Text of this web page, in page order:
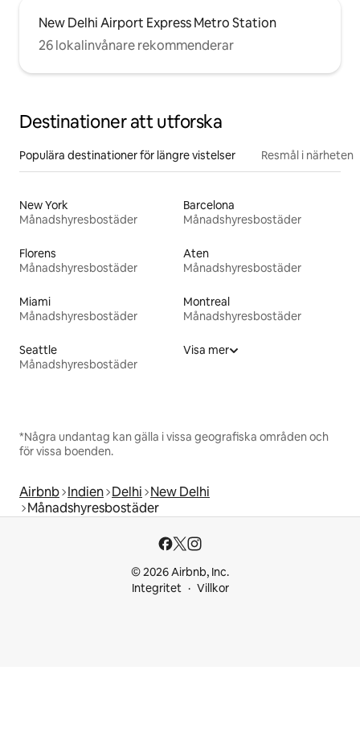
New Delhi Airport Express Metro Station
26 lokalinvånare rekommenderar
Destinationer att utforska
Populära destinationer för längre vistelser Resmål i närheten
New York
Månadshyresbostäder
Barcelona
Månadshyresbostäder
Florens
Månadshyresbostäder
Aten
Månadshyresbostäder
Miami
Månadshyresbostäder
Montreal
Månadshyresbostäder
Seattle
Månadshyresbostäder
Visa mer
*Några undantag kan gälla i vissa geografiska områden och
för vissa boenden.
Airbnb Indien Delhi New Delhi
Månadshyresbostäder
© 2026 Airbnb, Inc.
Integritet
Villkor